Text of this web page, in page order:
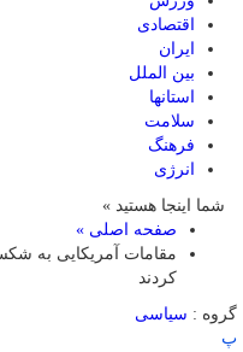
اقتصادی
ایران
بین الملل
استانها
سلامت
فرهنگ
انرژی
شما اینجا هستید »
صفحه اصلی »
مقامات آمریکایی به
کردند
گروه : سیاسی
پ